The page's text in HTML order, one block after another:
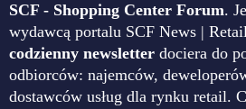
SCF - Shopping Center Forum.
wydawcą portalu SCF News |
codzienny newsletter dociera do
odbiorców: najemców,
dostawców usług dla rynku retail.